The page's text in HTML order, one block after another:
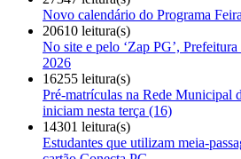
Novo calendário do Programa
20610 leitura(s)
No site e pelo ‘Zap PG’,
2026
16255 leitura(s)
Pré-matrículas na Rede Municipal
iniciam nesta terça (16)
14301 leitura(s)
Estudantes que utilizam meia-